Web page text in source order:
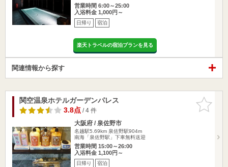
営業時間 6:00～25:00
入浴料金 1,000円～
日帰り 宿泊
楽天トラベルの宿泊プランを見る
関連情報から探す
お気に入
りに追加
関空温泉ホテルガーデンパレス
3.8点/ 4 件
大阪府 / 泉佐野市
名越駅5.69km 泉佐野駅904m
南海「泉佐野駅」下車無料送迎
営業時間 15:00～26:00
入浴料金 1,100円～
日帰り 宿泊